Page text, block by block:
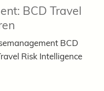
BCD Travel
BCD
Risk Intelligence